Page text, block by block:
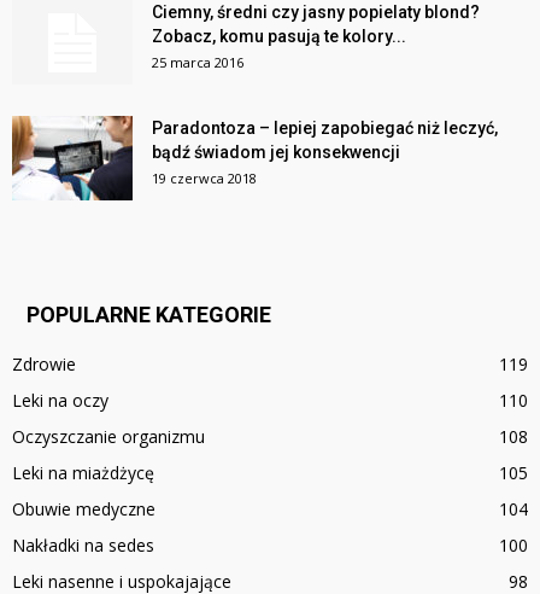
Ciemny, średni czy jasny popielaty blond?
Zobacz, komu pasują te kolory...
25 marca 2016
Paradontoza – lepiej zapobiegać niż leczyć,
bądź świadom jej konsekwencji
19 czerwca 2018
POPULARNE KATEGORIE
Zdrowie
119
Leki na oczy
110
Oczyszczanie organizmu
108
Leki na miażdżycę
105
Obuwie medyczne
104
Nakładki na sedes
100
Leki nasenne i uspokajające
98